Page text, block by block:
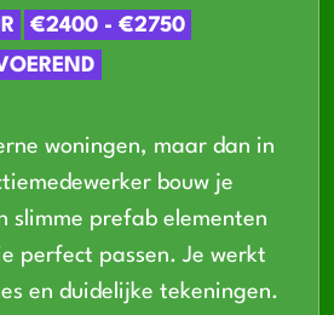
€2400 - €2750
woningen, maar dan in
bouw je
slimme prefab elementen
perfect passen. Je werkt
en duidelijke tekeningen.